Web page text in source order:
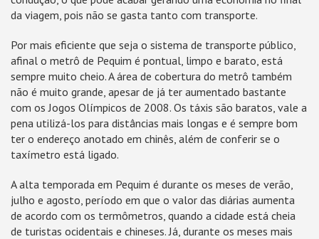
da viagem, pois não se gasta tanto com transporte.
Por mais eficiente que seja o sistema de transporte público,
afinal o metrô de Pequim é pontual, limpo e barato, está
sempre muito cheio. A área de cobertura do metrô também
não é muito grande, apesar de já ter aumentado bastante
com os Jogos Olímpicos de 2008. Os táxis são baratos, vale a
pena utilizá-los para distâncias mais longas e é sempre bom
ter o endereço anotado em chinês, além de conferir se o
taxímetro está ligado.
A alta temporada em Pequim é durante os meses de verão,
julho e agosto, período em que o valor das diárias aumenta
de acordo com os termômetros, quando a cidade está cheia
de turistas ocidentais e chineses. Já, durante os meses mais